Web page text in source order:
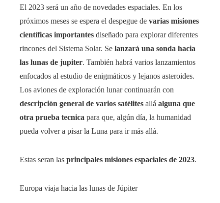
El 2023 será un año de novedades espaciales. En los
próximos meses se espera el despegue de varias misiones
científicas importantes diseñado para explorar diferentes
rincones del Sistema Solar. Se lanzará una sonda hacia
las lunas de jupiter. También habrá varios lanzamientos
enfocados al estudio de enigmáticos y lejanos asteroides.
Los aviones de exploración lunar continuarán con
descripción general de varios satélites allá alguna que
otra prueba tecnica para que, algún día, la humanidad
pueda volver a pisar la Luna para ir más allá.
Estas seran las principales misiones espaciales de 2023.
Europa viaja hacia las lunas de Júpiter